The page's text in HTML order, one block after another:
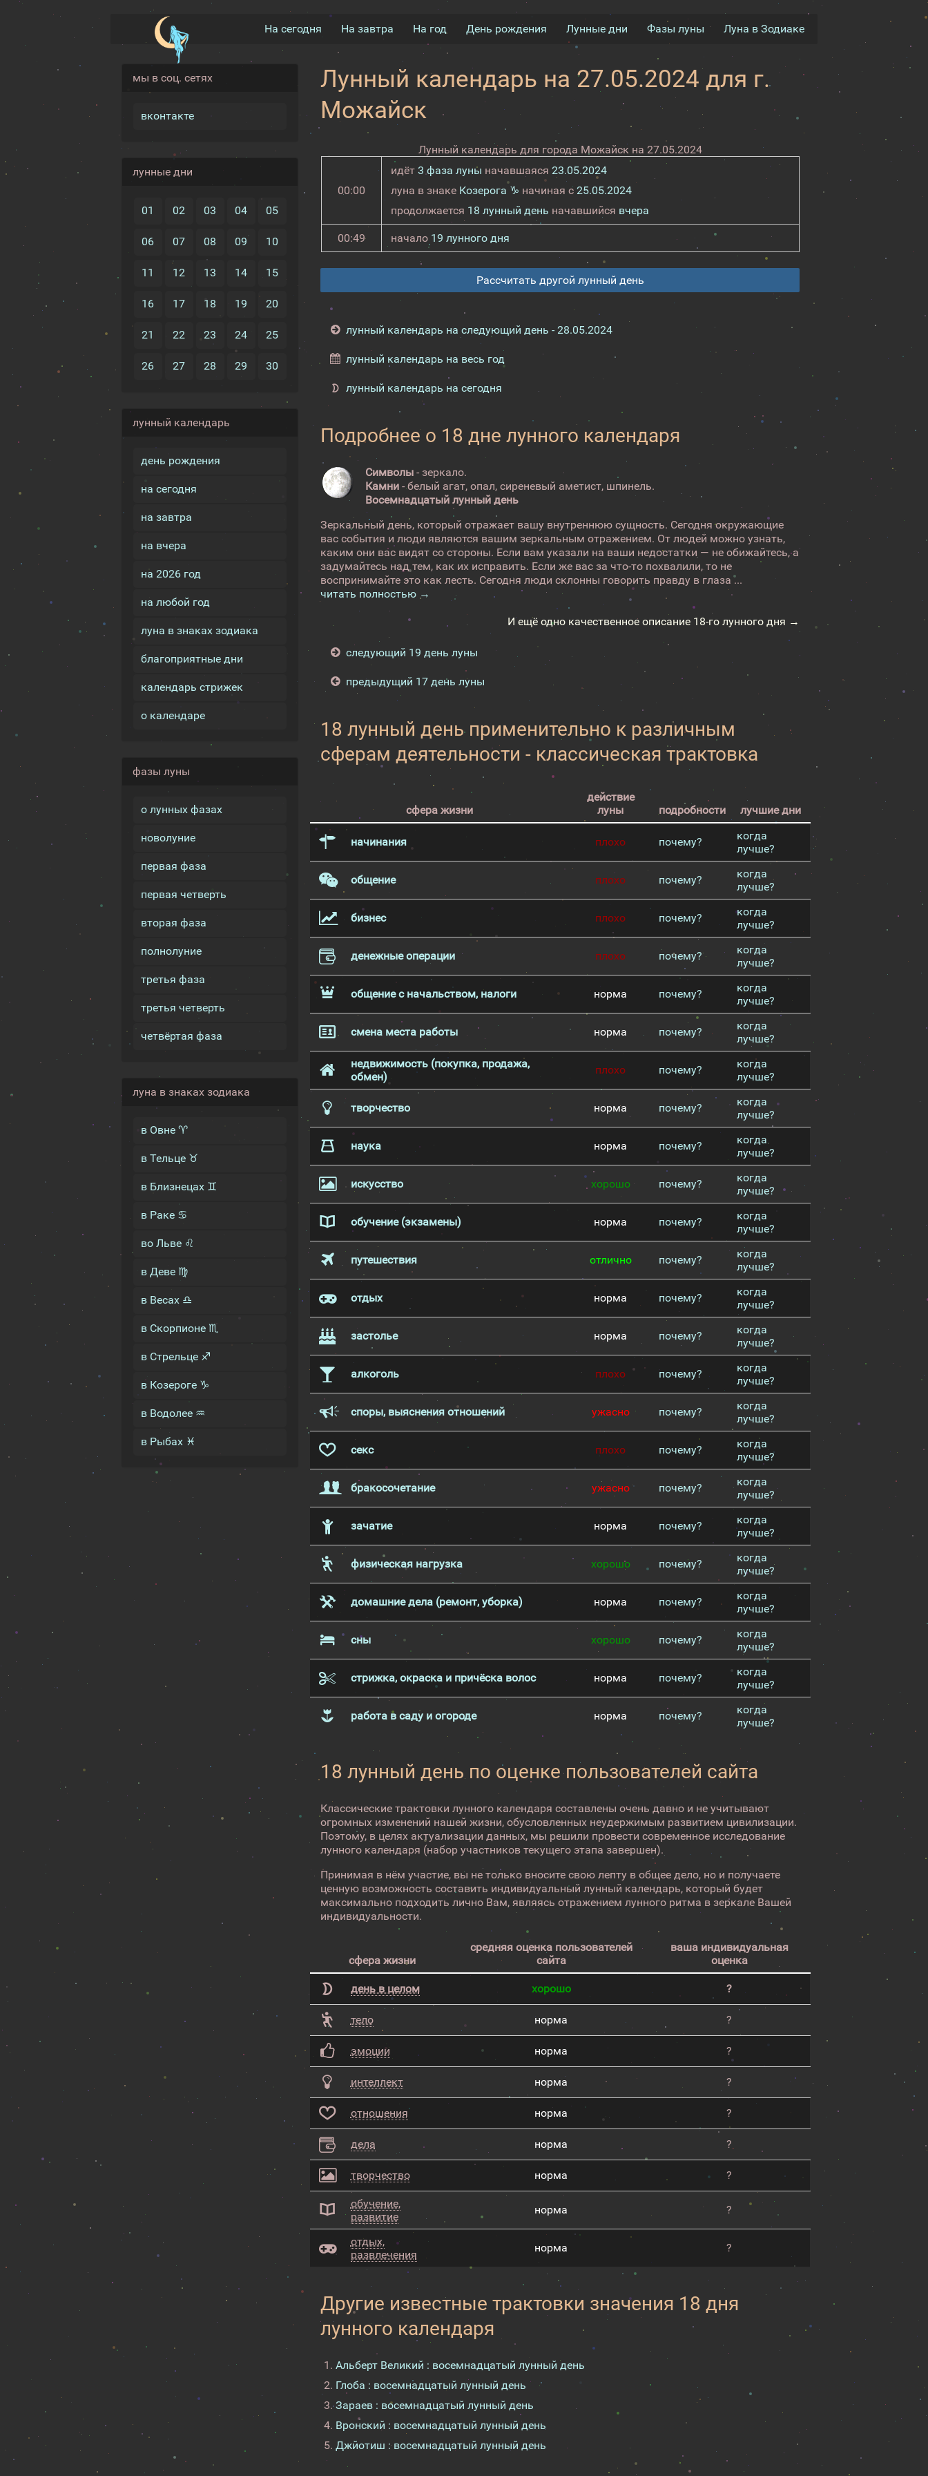
На сегодня На завтра На год День рождения Лунные дни Фазы луны Луна в Зодиаке
мы в соц. сетях
вконтакте
лунные дни
01 02 03 04 05
06 07 08 09 10
11 12 13 14 15
16 17 18 19 20
21 22 23 24 25
26 27 28 29 30
лунный календарь
день рождения
на сегодня
на завтра
на вчера
на 2026 год
на любой год
луна в знаках зодиака
благоприятные дни
календарь стрижек
о календаре
фазы луны
о лунных фазах
новолуние
первая фаза
первая четверть
вторая фаза
полнолуние
третья фаза
третья четверть
четвёртая фаза
луна в знаках зодиака
в Овне ♈
в Тельце ♉
в Близнецах ♊
в Раке ♋
во Льве ♌
в Деве ♍
в Весах ♎
в Скорпионе ♏
в Стрельце ♐
в Козероге ♑
в Водолее ♒
в Рыбах ♓
Лунный календарь на 27.05.2024 для г.
Можайск
Лунный календарь для города Можайск на 27.05.2024
00:00
идёт 3 фаза луны начавшаяся 23.05.2024
луна в знаке Козерога ♑ начиная с 25.05.2024
продолжается 18 лунный день начавшийся вчера
00:49 начало 19 лунного дня
Рассчитать другой лунный день
лунный календарь на следующий день - 28.05.2024
лунный календарь на весь год
лунный календарь на сегодня
Подробнее о 18 дне лунного календаря
Символы - зеркало.
Камни - белый агат, опал, сиреневый аметист, шпинель.
Восемнадцатый лунный день
Зеркальный день, который отражает вашу внутреннюю сущность. Сегодня окружающие
вас события и люди являются вашим зеркальным отражением. От людей можно узнать,
каким они вас видят со стороны. Если вам указали на ваши недостатки — не обижайтесь, а
задумайтесь над тем, как их исправить. Если же вас за что-то похвалили, то не
воспринимайте это как лесть. Сегодня люди склонны говорить правду в глаза ...
читать полностью →
И ещё одно качественное описание 18-го лунного дня →
следующий 19 день луны
предыдущий 17 день луны
18 лунный день применительно к различным
сферам деятельности - классическая трактовка
сфера жизни
действие
луны
подробности лучшие дни
начинания плохо почему?
когда
лучше?
общение плохо почему?
когда
лучше?
бизнес плохо почему?
когда
лучше?
денежные операции плохо почему?
когда
лучше?
общение с начальством, налоги норма почему?
когда
лучше?
смена места работы норма почему?
когда
лучше?
недвижимость (покупка, продажа,
обмен)
плохо почему?
когда
лучше?
творчество норма почему?
когда
лучше?
наука норма почему?
когда
лучше?
искусство хорошо почему?
когда
лучше?
обучение (экзамены) норма почему?
когда
лучше?
путешествия отлично почему?
когда
лучше?
отдых норма почему?
когда
лучше?
застолье норма почему?
когда
лучше?
алкоголь плохо почему?
когда
лучше?
споры, выяснения отношений ужасно почему?
когда
лучше?
секс плохо почему?
когда
лучше?
бракосочетание ужасно почему?
когда
лучше?
зачатие норма почему?
когда
лучше?
физическая нагрузка хорошо почему?
когда
лучше?
домашние дела (ремонт, уборка) норма почему?
когда
лучше?
сны хорошо почему?
когда
лучше?
стрижка, окраска и причёска волос норма почему?
когда
лучше?
работа в саду и огороде норма почему?
когда
лучше?
18 лунный день по оценке пользователей сайта
Классические трактовки лунного календаря составлены очень давно и не учитывают
огромных изменений нашей жизни, обусловленных неудержимым развитием цивилизации.
Поэтому, в целях актуализации данных, мы решили провести современное исследование
лунного календаря (набор участников текущего этапа завершен).
Принимая в нём участие, вы не только вносите свою лепту в общее дело, но и получаете
ценную возможность составить индивидуальный лунный календарь, который будет
максимально подходить лично Вам, являясь отражением лунного ритма в зеркале Вашей
индивидуальности.
сфера жизни
средняя оценка пользователей
сайта
ваша индивидуальная
оценка
день в целом хорошо ?
тело норма ?
эмоции норма ?
интеллект норма ?
отношения норма ?
дела норма ?
творчество норма ?
обучение,
развитие
норма ?
отдых,
развлечения
норма ?
Другие известные трактовки значения 18 дня
лунного календаря
Альберт Великий : восемнадцатый лунный день
Глоба : восемнадцатый лунный день
Зараев : восемнадцатый лунный день
Вронский : восемнадцатый лунный день
Джйотиш : восемнадцатый лунный день